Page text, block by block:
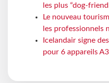
les plus “dog-
Le nouveau
les professionnels
Icelandair signe
pour 6 appareils